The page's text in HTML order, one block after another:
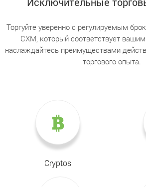
Торгуйте уверенно с регулируемым
CXM, который соответствует
наслаждайтесь преимуществами
торгового опыта.
Cryptos